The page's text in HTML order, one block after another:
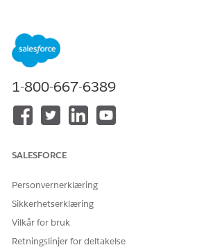
Tilgjengelig i Lightning Experience
Tilgjengelig i
Cloud eller Life Sciences Cloud
Tildele tillatelser til brukere
For å få tilgang til konsollappen
pasientstøtteprogrammer som en
Patient Support Programs Console-
pasientrepresentanter
Representanter kan tilpasse denne
tilpassede kontrollpaneler og rapporter
1-800-667-6389
SALESFORCE
Personvernerklæring
Sikkerhetserklæring
Vilkår for bruk
Retningslinjer for deltakelse